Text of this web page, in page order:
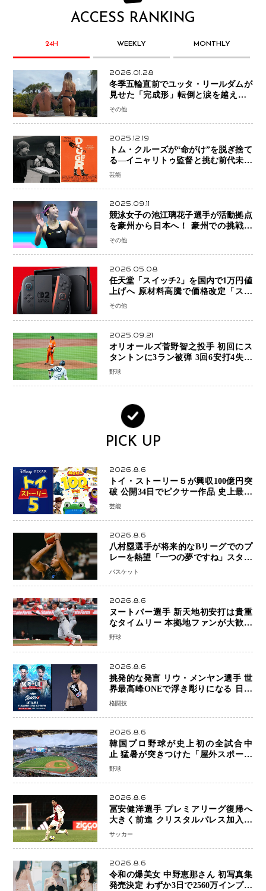
ACCESS RANKING
24H WEEKLY MONTHLY
2026.01.28
冬季五輪直前でユッタ・リールダムが
見せた「完成形」転倒と涙を越えて─
ミラノで金を狙うオランダ女王の現在
その他
2025.12.19
トム・クルーズが“命がけ”を脱ぎ捨て
る―イニャリトゥ監督と挑む前代未聞
の大惨事コメディ「DIGGER ディガ
芸能
2025.09.11
競泳女子の池江璃花子選手が活動拠点
を豪州から日本へ！ 豪州での挑戦を
糧に、28年ロサンゼルス五輪へ再始動
その他
2026.05.08
任天堂「スイッチ2」を国内で1万円値
上げへ 原材料高騰で価格改定「スイ
ッチオンライン」も引き上げ
その他
2025.09.21
オリオールズ菅野智之投手 初回にス
タントンに3ラン被弾 3回6安打4失点
で降板
野球
PICK UP
2026.8.6
トイ・ストーリー５が興収100億円突
破 公開34日でピクサー作品 史上最速
日本歴代シリーズ最高更新も目前
芸能
2026.8.6
八村塁選手が将来的なBリーグでのプ
レーを熱望「一つの夢ですね」スター
帰還がリーグ価値を押し上げる可能性
バスケット
2026.8.6
ヌートバー選手 新天地初安打は貴重
なタイムリー 本拠地ファンが大歓声
笑顔で歓喜
野球
2026.8.6
挑発的な発言 リウ・メンヤン選手 世
界最高峰ONEで浮き彫りになる 日本
キックボクシングが直面する“技術
格闘技
2026.8.6
韓国プロ野球が史上初の全試合中
止 猛暑が突きつけた「屋外スポーツ
の限界」 日本発のドーム型施設時代
野球
2026.8.6
冨安健洋選手 プレミアリーグ復帰へ
大きく前進 クリスタルパレス加入目
前 メディカルチェックも通過
サッカー
2026.8.6
令和の爆美女 中野恵那さん 初写真集
発売決定 わずか3日で2560万インプレ